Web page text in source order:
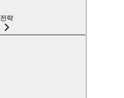
전략